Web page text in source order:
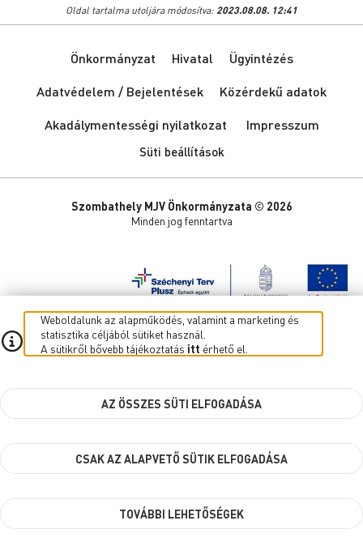
Oldal tartalma utoljára módosítva: 2023.08.08. 12:41
Önkormányzat Hivatal
Ügyintézés
Adatvédelem / Bejelentések
Közérdekű adatok
Akadálymentességi nyilatkozat
Impresszum
Süti beállítások
Szombathely MJV Önkormányzata © 2026
Minden jog fenntartva
Weboldalunk az alapműködés, valamint a marketing és
statisztika céljából sütiket használ.
A sütikről bővebb tájékoztatás itt érhető el.
AZ ÖSSZES SÜTI ELFOGADÁSA
CSAK AZ ALAPVETŐ SÜTIK ELFOGADÁSA
TOVÁBBI LEHETŐSÉGEK